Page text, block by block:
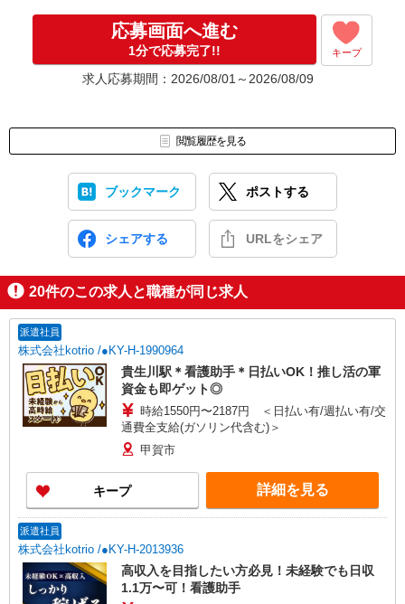
応募画面へ進む
1分で応募完了!! キープ
求人応募期間：2026/08/01～2026/08/09
閲覧履歴を見る
ブックマーク ポストする
シェアする URLをシェア
20件のこの求人と職種が同じ求人
派遣社員
株式会社kotrio /●KY-H-1990964
貴生川駅＊看護助手＊日払いOK！推し活の軍
資金も即ゲット◎
時給1550円〜2187円 ＜日払い有/週払い有/交
通費全支給(ガソリン代含む)＞
甲賀市
キープ 詳細を見る
派遣社員
株式会社kotrio /●KY-H-2013936
高収入を目指したい方必見！未経験でも日収
1.1万〜可！看護助手